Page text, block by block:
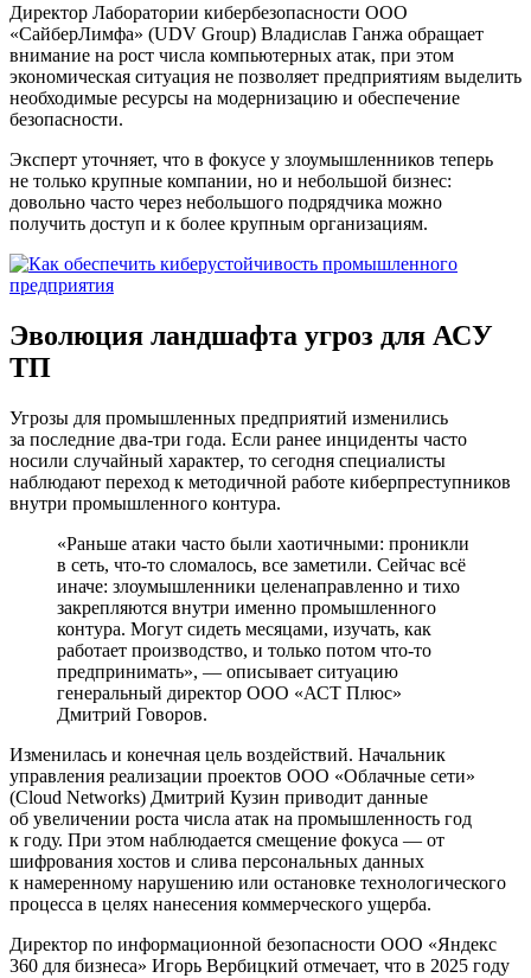
Директор Лаборатории кибербезопасности ООО
«СайберЛимфа» (UDV Group) Владислав Ганжа обращает
внимание на рост числа компьютерных атак, при этом
экономическая ситуация не позволяет предприятиям выделить
необходимые ресурсы на модернизацию и обеспечение
безопасности.
Эксперт уточняет, что в фокусе у злоумышленников теперь
не только крупные компании, но и небольшой бизнес:
довольно часто через небольшого подрядчика можно
получить доступ и к более крупным организациям.
Эволюция ландшафта угроз для АСУ
ТП
Угрозы для промышленных предприятий изменились
за последние два-три года. Если ранее инциденты часто
носили случайный характер, то сегодня специалисты
наблюдают переход к методичной работе киберпреступников
внутри промышленного контура.
«Раньше атаки часто были хаотичными: проникли
в сеть, что‑то сломалось, все заметили. Сейчас всё
иначе: злоумышленники целенаправленно и тихо
закрепляются внутри именно промышленного
контура. Могут сидеть месяцами, изучать, как
работает производство, и только потом что‑то
предпринимать», — описывает ситуацию
генеральный директор ООО «АСТ Плюс»
Дмитрий Говоров.
Изменилась и конечная цель воздействий. Начальник
управления реализации проектов ООО «Облачные сети»
(Cloud Networks) Дмитрий Кузин приводит данные
об увеличении роста числа атак на промышленность год
к году. При этом наблюдается смещение фокуса — от
шифрования хостов и слива персональных данных
к намеренному нарушению или остановке технологического
процесса в целях нанесения коммерческого ущерба.
Директор по информационной безопасности ООО «Яндекс
360 для бизнеса» Игорь Вербицкий отмечает, что в 2025 году